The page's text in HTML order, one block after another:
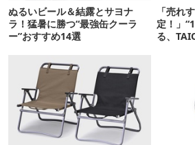
ぬるいビール＆結露とサヨナ
ラ！猛暑に勝つ“最強缶クーラ
ー”おすすめ14選
「売れ
定！」
る、